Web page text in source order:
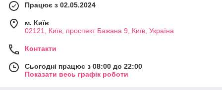
Працює з 02.05.2024
м. Київ
02121, Київ, проспект Бажана 9, Київ, Україна
Контакти
Сьогодні працює з 08:00 до 22:00
Показати весь графік роботи